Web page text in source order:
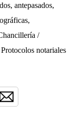
antepasados,
/
notariales